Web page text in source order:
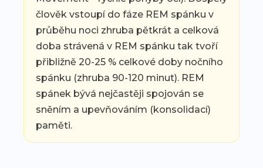
člověk vstoupí do fáze REM spánku v
průběhu noci zhruba pětkrát a celková
doba strávená v REM spánku tak tvoří
přibližně 20-25 % celkové doby nočního
spánku (zhruba 90-120 minut). REM
spánek bývá nejčastěji spojován se
sněním a upevňováním (konsolidací)
paměti.